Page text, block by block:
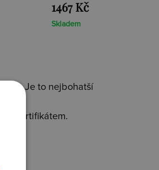
1467 Kč
Skladem
Je to nejbohatší
s certifikátem.